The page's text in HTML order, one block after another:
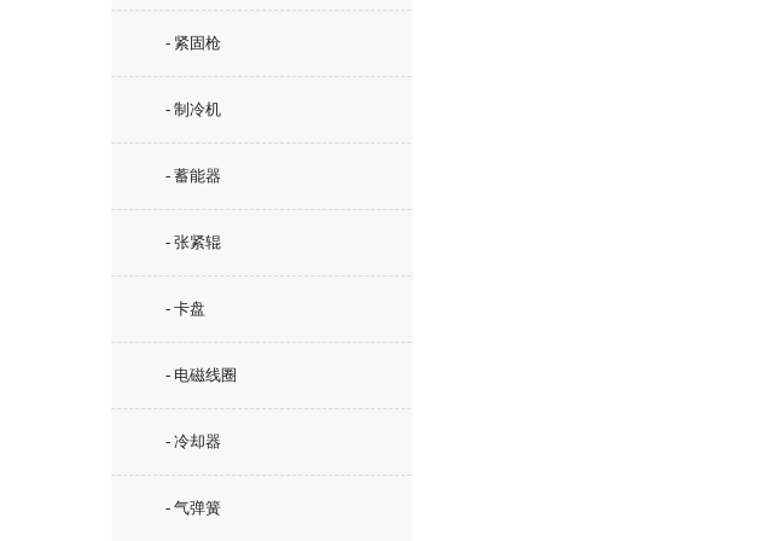
- 紧固枪
- 制冷机
- 蓄能器
- 张紧辊
- 卡盘
- 电磁线圈
- 冷却器
- 气弹簧